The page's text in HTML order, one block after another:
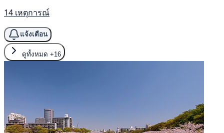
14 เหตุการณ์
แจ้งเตือน
ดูทั้งหมด +16